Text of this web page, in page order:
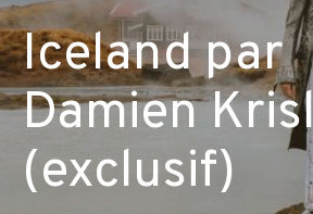
Iceland par
Damien Krisl
(exclusif)